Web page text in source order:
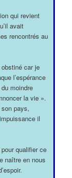
qui revient
avait
rencontrés au
car je
l’espérance
moindre
la vie ».
pays,
il
qualifier ce
naître en nous